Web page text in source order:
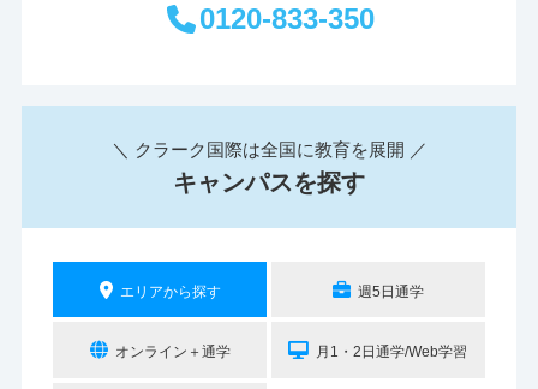
0120-833-350
＼ クラーク国際は全国に教育を展開 ／
キャンパスを探す
エリアから探す 週5日通学
オンライン＋通学 月1・2日通学/Web学習